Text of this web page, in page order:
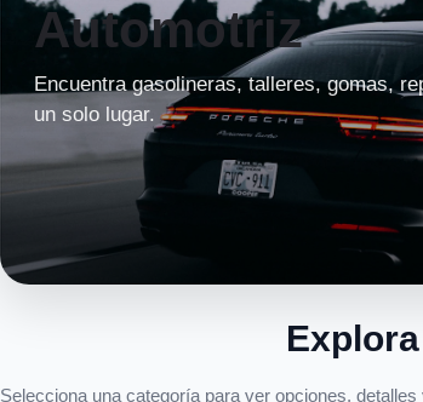
Automotriz
Encuentra gasolineras, talleres, gomas,
un solo lugar.
Selecciona una categoría para ver opciones,